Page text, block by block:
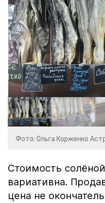
Фото: Ольга Корженко
Стоимость
вариативна.
цена не